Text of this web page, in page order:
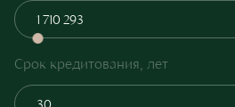
Срок кредитования, лет